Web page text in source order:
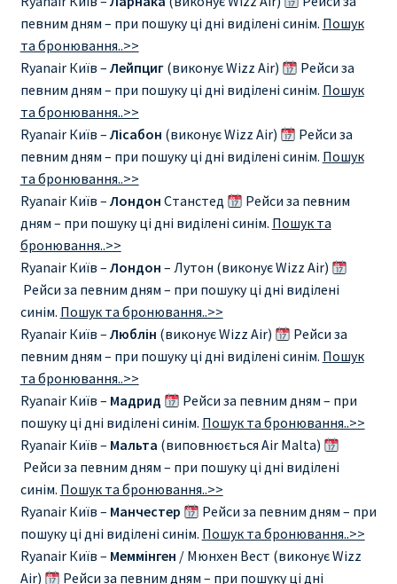
ПРАВИЛА RYANAIR В АЭРОПОРТУ И НА БОРТУ
ПРАВИЛА ПРОВОЗА БАГАЖА RYANAIR
ПУТЕШЕСТВИЕ С ДЕТЬМИ И МЛАДЕНЦАМИ
РЕЙСАМИ RYANAIR
РЕГИСТРАЦИЯ НА РЕЙС И ДОКУМЕНТЫ ДЛЯ
ПУТЕШЕСТВИЯ РЕЙСАМИ RYANAIR
Информация по бронированию билетов Ryanair
КАК НАЙТИ ДЕШЕВЫЙ БИЛЕТ
Кипр
КУПИТЬ АВИАБИЛЕТЫ ДЕШЕВО
Милан
Париж
ПРАВИЛА РЕГИСТРАЦИИ
певним дням – при пошуку ці дні виділені синім. Пошук
та бронювання..>>
Ryanair Київ – Лейпциг(виконує Wizz Air)
Рейси за
певним дням – при пошуку ці дні виділені синім. Пошук
та бронювання..>>
Ryanair Київ – Лісабон (виконує Wizz Air)
Рейси за
певним дням – при пошуку ці дні виділені синім. Пошук
та бронювання..>>
Ryanair Київ – Лондон Станстед
Рейси за певним
дням – при пошуку ці дні виділені синім. Пошук та
бронювання..>>
Ryanair Київ – Лондон – Лутон (виконує Wizz Air)
Рейси за певним дням – при пошуку ці дні виділені
синім. Пошук та бронювання..>>
Ryanair Київ – Люблін (виконує Wizz Air)
Рейси за
певним дням – при пошуку ці дні виділені синім. Пошук
та бронювання..>>
Ryanair Київ – Мадрид
Рейси за певним дням – при
пошуку ці дні виділені синім. Пошук та бронювання..>>
Ryanair Київ – Мальта (виповнюється Air Malta)
Рейси за певним дням – при пошуку ці дні виділені
синім. Пошук та бронювання..>>
Ryanair Київ – Манчестер
Рейси за певним дням – при
пошуку ці дні виділені синім. Пошук та бронювання..>>
Ryanair Київ – Меммінген / Мюнхен Вест (виконує Wizz
Air)
Рейси за певним дням – при пошуку ці дні